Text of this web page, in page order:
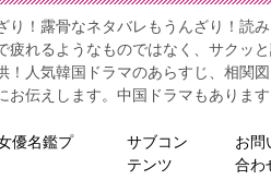
り！露骨なネタバレもうんざり！読
疲れるようなものではなく、サクッ
！人気韓国ドラマのあらすじ、相関
伝えします。中国ドラマもあります
優名鑑プ
サブコン
テンツ
お問
合わ